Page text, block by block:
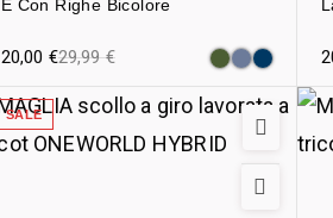
E Con Righe Bicolore
29,99€
20,00 €
SALE